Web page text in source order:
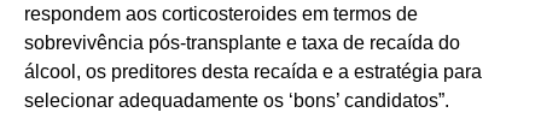
respondem aos corticosteroides em termos de
sobrevivência pós-transplante e taxa de recaída do
álcool, os preditores desta recaída e a estratégia para
selecionar adequadamente os ‘bons’ candidatos”.